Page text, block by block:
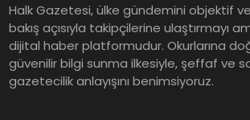
TEKNOLOJI
YAŞAM
Halk Gazetesi, ülke gündemini objektif
bakış açısıyla takipçilerine ulaştırmayı
dijital haber platformudur. Okurlarına
güvenilir bilgi sunma ilkesiyle, şeffaf ve
gazetecilik anlayışını benimsiyoruz.